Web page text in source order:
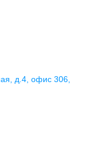
д.4, офис 306,